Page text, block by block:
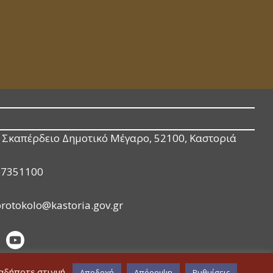
Σκαπέρδειο Δημοτικό Μέγαρο, 52100, Καστοριά